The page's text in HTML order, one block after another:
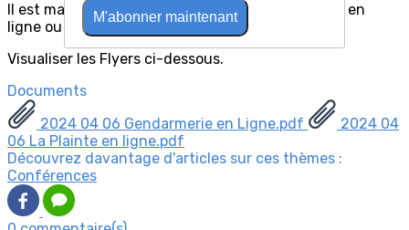
Il est maintenant possible de déposer les plaintes en
ligne ou appeler le 17 ou le 112
Visualiser les Flyers ci-dessous.
Documents
2024 04 06 Gendarmerie en Ligne.pdf
2024 04
06 La Plainte en ligne.pdf
Découvrez davantage d'articles sur ces thèmes :
Conférences
M'abonner maintenant